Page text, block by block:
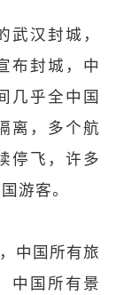
汉封城，
布封城，中
几乎全中国
离，多个航
停飞，许多
游客。
中国所有旅
中国所有景